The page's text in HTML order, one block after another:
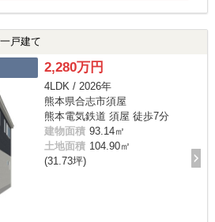
戸建て
2,280万円
4LDK / 2026年
熊本県合志市須屋
熊本電気鉄道 須屋 徒歩7分
建物面積 93.14㎡
土地面積 104.90㎡
(31.73坪)